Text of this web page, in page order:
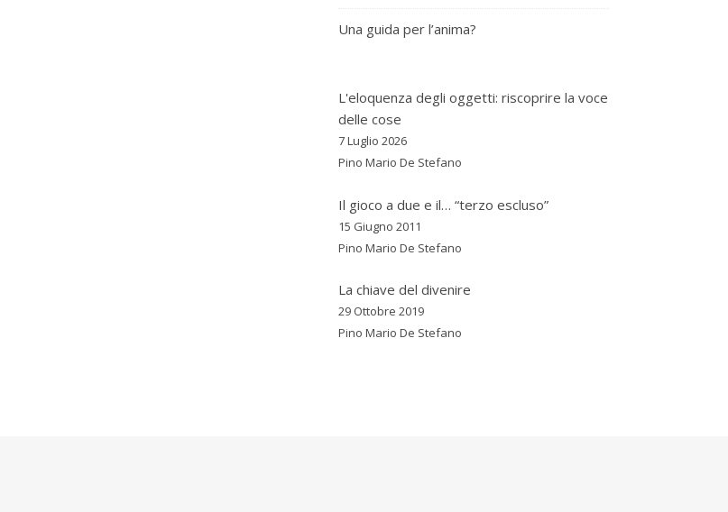
Una guida per l’anima?
L'eloquenza degli oggetti: riscoprire la voce
delle cose
7 Luglio 2026
Pino Mario De Stefano
Il gioco a due e il… “terzo escluso”
15 Giugno 2011
Pino Mario De Stefano
La chiave del divenire
29 Ottobre 2019
Pino Mario De Stefano